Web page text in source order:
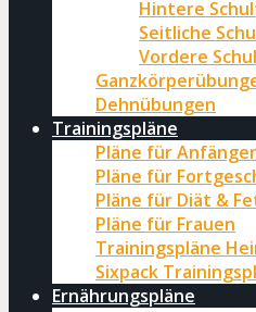
Hintere
Seitliche
Vordere
Dehnübungen
Trainingspläne
Pläne für Anfänger
Pläne für
Pläne für Diät &
Pläne für Frauen
Trainingspläne
Sixpack
Ernährungspläne